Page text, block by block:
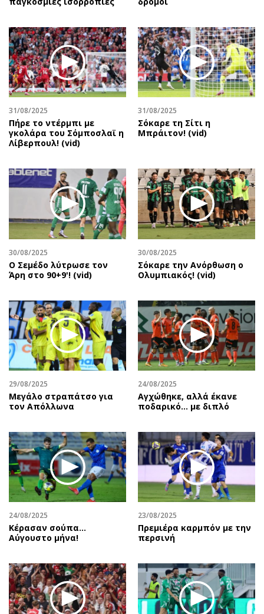
31/08/2025
Πήρε το ντέρμπι με
γκολάρα του Σόμποσλαϊ η
Λίβερπουλ! (vid)
31/08/2025
Σόκαρε τη Σίτι η
Μπράιτον! (vid)
30/08/2025
Ο Σεμέδο λύτρωσε τον
Άρη στο 90+9'! (vid)
30/08/2025
Σόκαρε την Ανόρθωση ο
Ολυμπιακός! (vid)
29/08/2025
Μεγάλο στραπάτσο για
τον Απόλλωνα
24/08/2025
Αγχώθηκε, αλλά έκανε
ποδαρικό… με διπλό
24/08/2025
Κέρασαν σούπα…
Αύγουστο μήνα!
23/08/2025
Πρεμιέρα καρμπόν με την
περσινή